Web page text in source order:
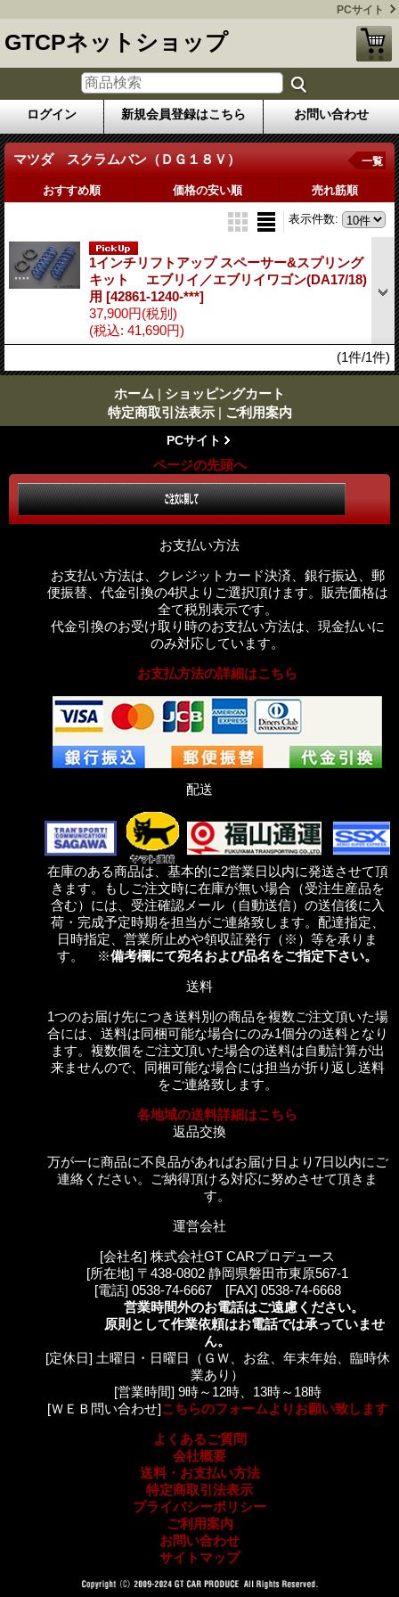
PCサイト
GTCPネットショップ
ログイン 新規会員登録はこちら お問い合わせ
マツダ スクラムバン（ＤＧ１８Ｖ） 一覧
おすすめ順 価格の安い順 売れ筋順
表示件数:
1インチリフトアップ スペーサー&スプリング
キット エブリイ／エブリイワゴン(DA17/18)
用 [42861-1240-***]
37,900円(税別)
(税込: 41,690円)
(1件/1件)
ホーム | ショッピングカート
特定商取引法表示 | ご利用案内
PCサイト
ページの先頭へ
お支払い方法
お支払い方法は、クレジットカード決済、銀行振込、郵
便振替、代金引換の4択よりご選択頂けます。販売価格は
全て税別表示です。
代金引換のお受け取り時のお支払い方法は、現金払いに
のみ対応しています。
お支払方法の詳細はこちら
配送
在庫のある商品は、基本的に2営業日以内に発送させて頂
きます。もしご注文時に在庫が無い場合（受注生産品を
含む）には、受注確認メール（自動送信）の送信後に入
荷・完成予定時期を担当がご連絡致します。配達指定、
日時指定、営業所止めや領収証発行（※）等を承りま
す。 ※備考欄にて宛名および品名をご指定下さい。
送料
1つのお届け先につき送料別の商品を複数ご注文頂いた場
合には、送料は同梱可能な場合にのみ1個分の送料となり
ます。複数個をご注文頂いた場合の送料は自動計算が出
来ませんので、同梱可能な場合には担当が折り返し送料
をご連絡致します。
各地域の送料詳細はこちら
返品交換
万が一に商品に不良品があればお届け日より7日以内にご
連絡ください。ご納得頂ける対応に努めさせて頂きま
す。
運営会社
[会社名] 株式会社GT CARプロデュース
[所在地] 〒438-0802 静岡県磐田市東原567-1
[電話] 0538-74-6667 [FAX] 0538-74-6668
営業時間外のお電話はご遠慮ください。
原則として作業依頼はお電話では承っていませ
ん。
[定休日] 土曜日・日曜日（ＧＷ、お盆、年末年始、臨時休
業あり）
[営業時間] 9時～12時、13時～18時
[ＷＥＢ問い合わせ]こちらのフォームよりお願い致します
よくあるご質問
会社概要
送料・お支払い方法
特定商取引法表示
プライバシーポリシー
ご利用案内
お問い合わせ
サイトマップ